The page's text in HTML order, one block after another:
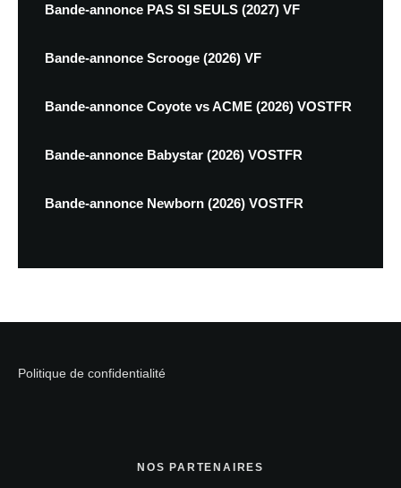
Bande-annonce PAS SI SEULS (2027) VF
Bande-annonce Scrooge (2026) VF
Bande-annonce Coyote vs ACME (2026) VOSTFR
Bande-annonce Babystar (2026) VOSTFR
Bande-annonce Newborn (2026) VOSTFR
Politique de confidentialité
NOS PARTENAIRES